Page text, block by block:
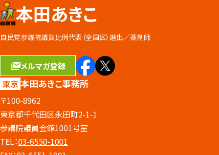
本田あきこ
自民党参議院議員比例代表（全国区）選出／薬剤師
メルマガ登録
東京 本田あきこ事務所
〒100-8962
東京都千代田区永田町2-1-1
参議院議員会館1001号室
TEL：03-6550-1001